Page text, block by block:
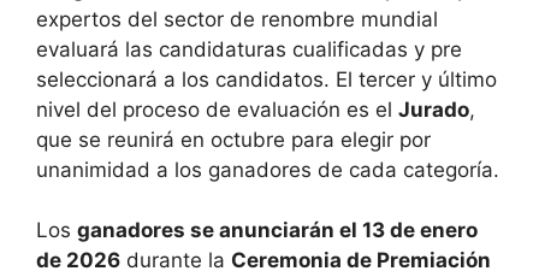
expertos del sector de renombre mundial
evaluará las candidaturas cualificadas y pre
seleccionará a los candidatos. El tercer y último
nivel del proceso de evaluación es el Jurado,
que se reunirá en octubre para elegir por
unanimidad a los ganadores de cada categoría.
Los ganadores se anunciarán el 13 de enero
de 2026 durante la Ceremonia de Premiación